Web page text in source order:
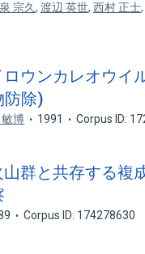
宗久,渡辺 英世,西村 正士
ロウンカレオウイ
防除)
敏博 1991 Corpus ID:
山群と共存する複
Corpus ID: 174278630